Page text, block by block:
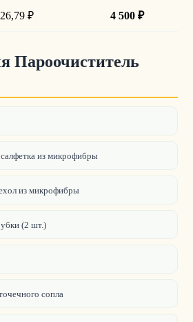
26,79 ₽ 4 500 ₽
Пароочиститель
из микрофибры
из микрофибры
(2 шт.)
сопла